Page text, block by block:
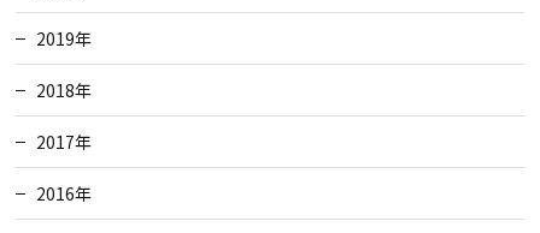
2019年
2018年
2017年
2016年